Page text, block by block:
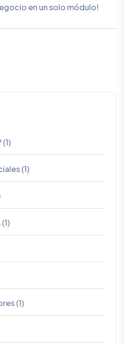
en un solo módulo!
(1)
(1)